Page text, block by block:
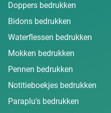
Doppers bedrukken
Bidons bedrukken
Waterflessen bedrukken
Mokken bedrukken
Pennen bedrukken
Notitieboekjes bedrukken
Paraplu's bedrukken